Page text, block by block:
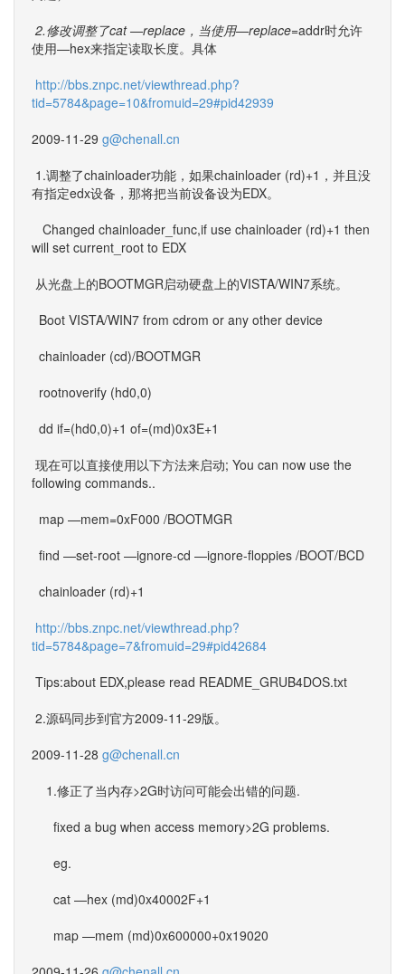
2.修改调整了cat —replace，当使用—replace=addr时允许
使用—hex来指定读取长度。具体
http://bbs.znpc.net/viewthread.php?
tid=5784&page=10&fromuid=29#pid42939
2009-11-29 g@chenall.cn
1.调整了chainloader功能，如果chainloader (rd)+1，并且没
有指定edx设备，那将把当前设备设为EDX。
Changed chainloader_func,if use chainloader (rd)+1 then
will set current_root to EDX
从光盘上的BOOTMGR启动硬盘上的VISTA/WIN7系统。
Boot VISTA/WIN7 from cdrom or any other device
chainloader (cd)/BOOTMGR
rootnoverify (hd0,0)
dd if=(hd0,0)+1 of=(md)0x3E+1
现在可以直接使用以下方法来启动; You can now use the
following commands..
map —mem=0xF000 /BOOTMGR
find —set-root —ignore-cd —ignore-floppies /BOOT/BCD
chainloader (rd)+1
http://bbs.znpc.net/viewthread.php?
tid=5784&page=7&fromuid=29#pid42684
Tips:about EDX,please read README_GRUB4DOS.txt
2.源码同步到官方2009-11-29版。
2009-11-28 g@chenall.cn
1.修正了当内存>2G时访问可能会出错的问题.
fixed a bug when access memory>2G problems.
eg.
cat —hex (md)0x40002F+1
map —mem (md)0x600000+0x19020